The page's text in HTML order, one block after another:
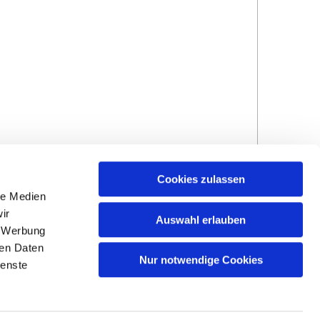
Medien
Daten
Cookies zulassen
Auswahl erlauben
Nur notwendige Cookies
Impressum und